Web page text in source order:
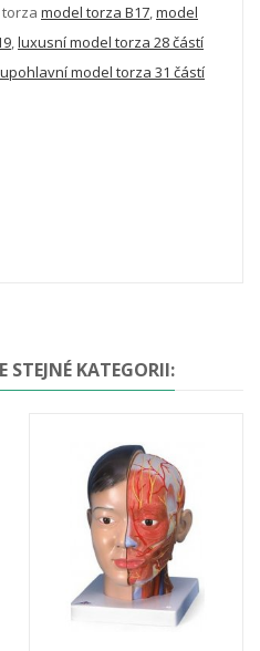
model torza B17,model
,luxusní model torza 28 částí
model torza 31 částí
STEJNÉ KATEGORII: